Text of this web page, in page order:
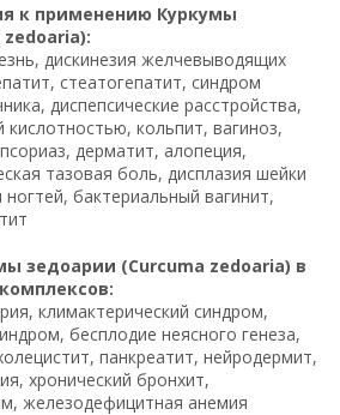
к применению Куркумы
дискинезия желчевыводящих
стеатогепатит, синдром
диспепсические расстройства,
кислотностью, кольпит, вагиноз,
дерматит, алопеция,
тазовая боль, дисплазия шейки
бактериальный вагинит,
зедоарии (Curcuma zedoaria) в
климактерический синдром,
бесплодие неясного генеза,
панкреатит, нейродермит,
хронический бронхит,
железодефицитная анемия